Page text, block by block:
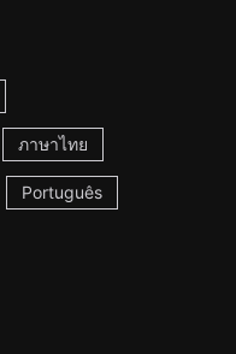
ภาษาไทย
Português